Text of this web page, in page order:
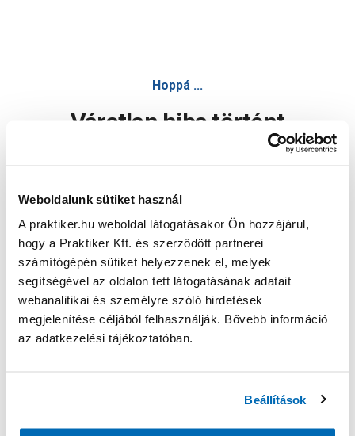
Weboldalunk sütiket használ
A praktiker.hu weboldal látogatásakor Ön hozzájárul,
hogy a Praktiker Kft. és szerződött partnerei
számítógépén sütiket helyezzenek el, melyek
segítségével az oldalon tett látogatásának adatait
webanalitikai és személyre szóló hirdetések
megjelenítése céljából felhasználják. Bővebb információ
az adatkezelési tájékoztatóban.
Beállítások
Hoppá ...
Váratlan hiba történt
Oldal újratöltése